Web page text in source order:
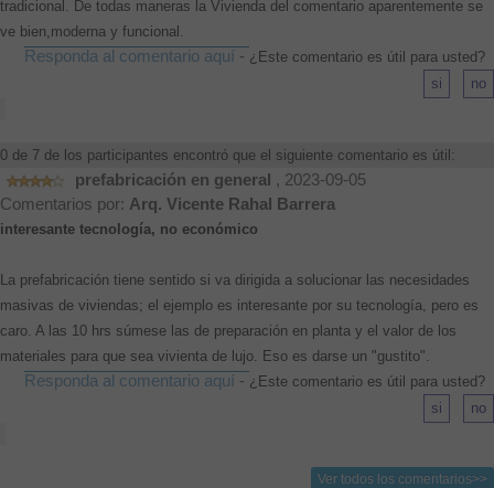
tradicional. De todas maneras la Vivienda del comentario aparentemente se
ve bien,moderna y funcional.
Responda al comentario aquí - ¿Este comentario es útil para usted?
0 de 7 de los participantes encontró que el siguiente comentario es útil:
prefabricación en general , 2023-09-05
Comentarios por: Arq. Vicente Rahal Barrera
interesante tecnología, no económico
La prefabricación tiene sentido si va dirigida a solucionar las necesidades
masivas de viviendas; el ejemplo es interesante por su tecnología, pero es
caro. A las 10 hrs súmese las de preparación en planta y el valor de los
materiales para que sea vivienta de lujo. Eso es darse un "gustito".
Responda al comentario aquí - ¿Este comentario es útil para usted?
Ver todos los comentarios>>